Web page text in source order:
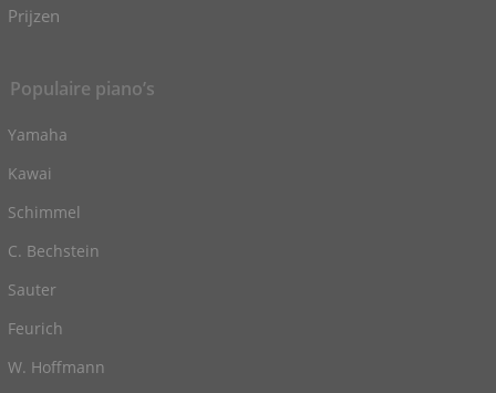
Prijzen
Populaire piano’s
Yamaha
Kawai
Schimmel
C. Bechstein
Sauter
Feurich
W. Hoffmann